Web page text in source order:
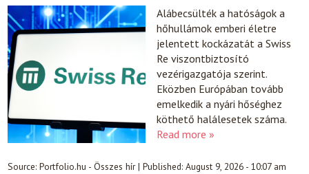
Alábecsülték a hatóságok a
hőhullámok emberi életre
jelentett kockázatát a Swiss
Re viszontbiztosító
vezérigazgatója szerint.
Eközben Európában tovább
emelkedik a nyári hőséghez
köthető halálesetek száma.
Read more »
Source:Portfolio.hu - Összes hír|Published:August 9, 2026 - 10:07 am